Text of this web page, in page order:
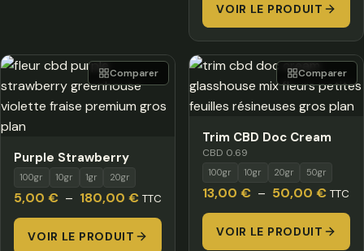
à
VOIR LE PRODUIT
Purple Strawberry
100gr 10gr 1gr 20gr
5,00 € – 180,00 €Plage
de
prix :
TTC
VOIR LE PRODUIT
Comparer
Trim CBD Doc Cream
CBD 0.69
100gr 10gr 20gr 50gr
13,00 € – 50,00 €Plage
de
prix :
TTC
VOIR LE PRODUIT
Comparer